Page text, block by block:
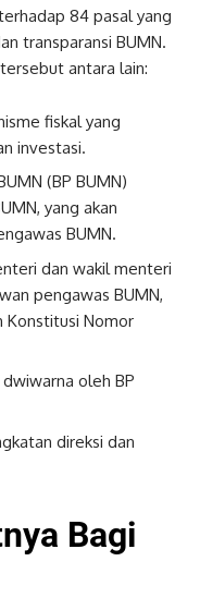
84 pasal yang
transparansi BUMN.
antara lain:
fiskal yang
investasi.
(BP BUMN)
yang akan
BUMN.
dan wakil menteri
pengawas BUMN,
Konstitusi Nomor
oleh BP
direksi dan
Bagi